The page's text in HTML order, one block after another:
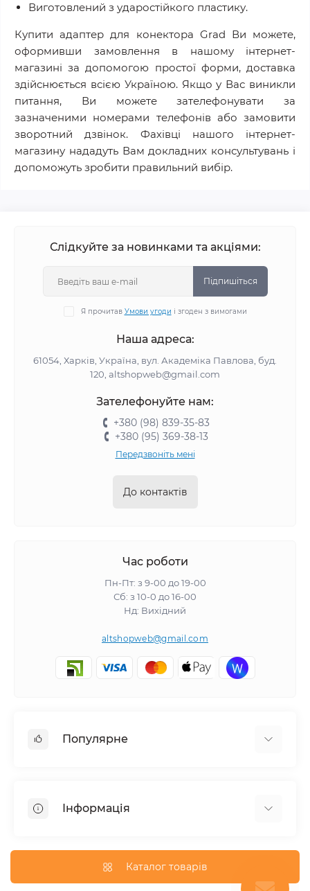
Виготовлений з ударостійкого пластику.
Купити адаптер для конектора Grad Ви можете,
оформивши замовлення в нашому інтернет-
магазині за допомогою простої форми, доставка
здійснюється всією Україною. Якщо у Вас виникли
питання, Ви можете зателефонувати за
зазначеними номерами телефонів або замовити
зворотний дзвінок. Фахівці нашого інтернет-
магазину нададуть Вам докладних консультувань і
допоможуть зробити правильний вибір.
Слідкуйте за новинками та акціями:
Підпишіться
Я прочитав Умови угоди і згоден з вимогами
Наша адреса:
61054, Харків, Україна, вул. Академіка Павлова, буд.
120, altshopweb@gmail.com
Зателефонуйте нам:
+380 (98) 839-35-83
+380 (95) 369-38-13
Передзвоніть мені
До контактів
Час роботи
Пн-Пт: з 9-00 до 19-00
Сб: з 10-0 до 16-00
Нд: Вихідний
altshopweb@gmail.com
Популярне
Відпочинок, туризм
Товари для автомобілів
Інформація
Умови повернення
Каталог товарів